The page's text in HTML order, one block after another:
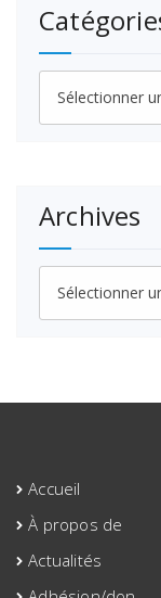
Catégories
Archives
Archives
Accueil
À propos de
Actualités